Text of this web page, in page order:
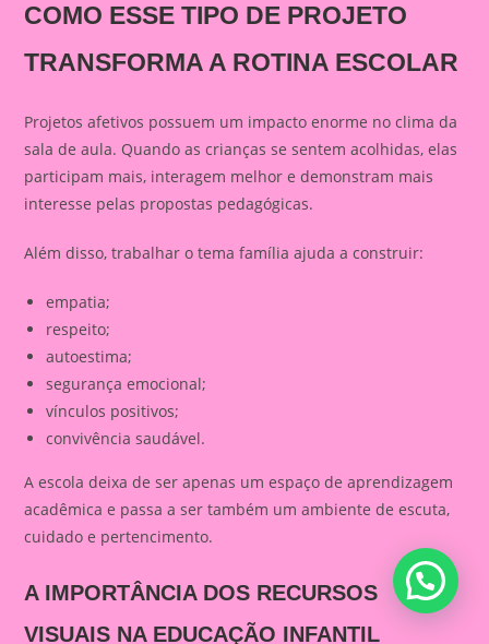
COMO ESSE TIPO DE PROJETO
TRANSFORMA A ROTINA ESCOLAR
Projetos afetivos possuem um impacto enorme no clima da
sala de aula. Quando as crianças se sentem acolhidas, elas
participam mais, interagem melhor e demonstram mais
interesse pelas propostas pedagógicas.
Além disso, trabalhar o tema família ajuda a construir:
empatia;
respeito;
autoestima;
segurança emocional;
vínculos positivos;
convivência saudável.
A escola deixa de ser apenas um espaço de aprendizagem
acadêmica e passa a ser também um ambiente de escuta,
cuidado e pertencimento.
A IMPORTÂNCIA DOS RECURSOS
VISUAIS NA EDUCAÇÃO INFANTIL